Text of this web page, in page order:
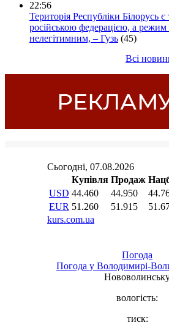
22:56
Територія Республіки Білорусь
російською федерацією, а
нелегітимним, – Гузь (45)
Всі
Погода
Погода у Володимирі-
вологість:
тиск: